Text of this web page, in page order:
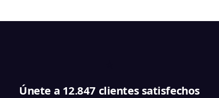
Únete a 12.847 clientes satisfechos